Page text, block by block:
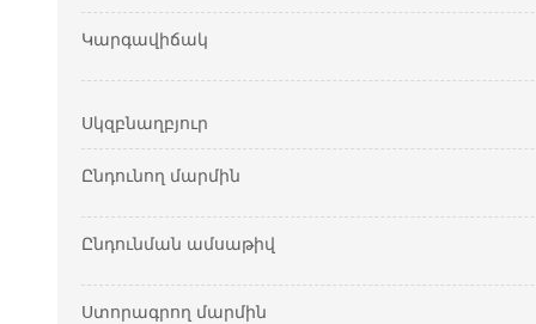
Կարգավիճակ
Սկզբնաղբյուր
Ընդունող մարմին
Ընդունման ամսաթիվ
Ստորագրող մարմին